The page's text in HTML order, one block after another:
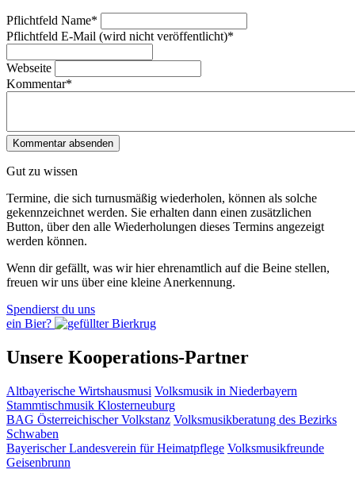
Pflichtfeld Name*
Pflichtfeld E-Mail (wird nicht veröffentlicht)*
Webseite
Kommentar*
Gut zu wissen
Termine, die sich turnusmäßig wiederholen, können als solche
gekennzeichnet werden. Sie erhalten dann einen zusätzlichen
Button, über den alle Wiederholungen dieses Termins angezeigt
werden können.
Wenn dir gefällt, was wir hier ehrenamtlich auf die Beine stellen,
freuen wir uns über eine kleine Anerkennung.
Spendierst du uns
ein Bier?
Unsere Kooperations-Partner
Altbayerische Wirtshausmusi Volksmusik in Niederbayern
Stammtischmusik Klosterneuburg
BAG Österreichischer Volkstanz Volksmusikberatung des Bezirks
Schwaben
Bayerischer Landesverein für Heimatpflege Volksmusikfreunde
Geisenbrunn